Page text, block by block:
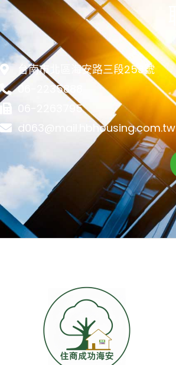
台南市北區海安路三段253號
06-2235888
06-2263795
d063@mail.hbhousing.com.tw